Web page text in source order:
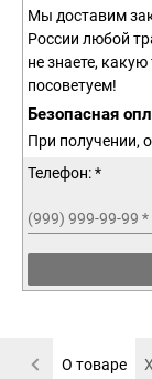
Мы доставим
России любой
не знаете,
посоветуем!
Безопасная
При получении,
Телефон: *
(999) 999-99-99 *
О товаре